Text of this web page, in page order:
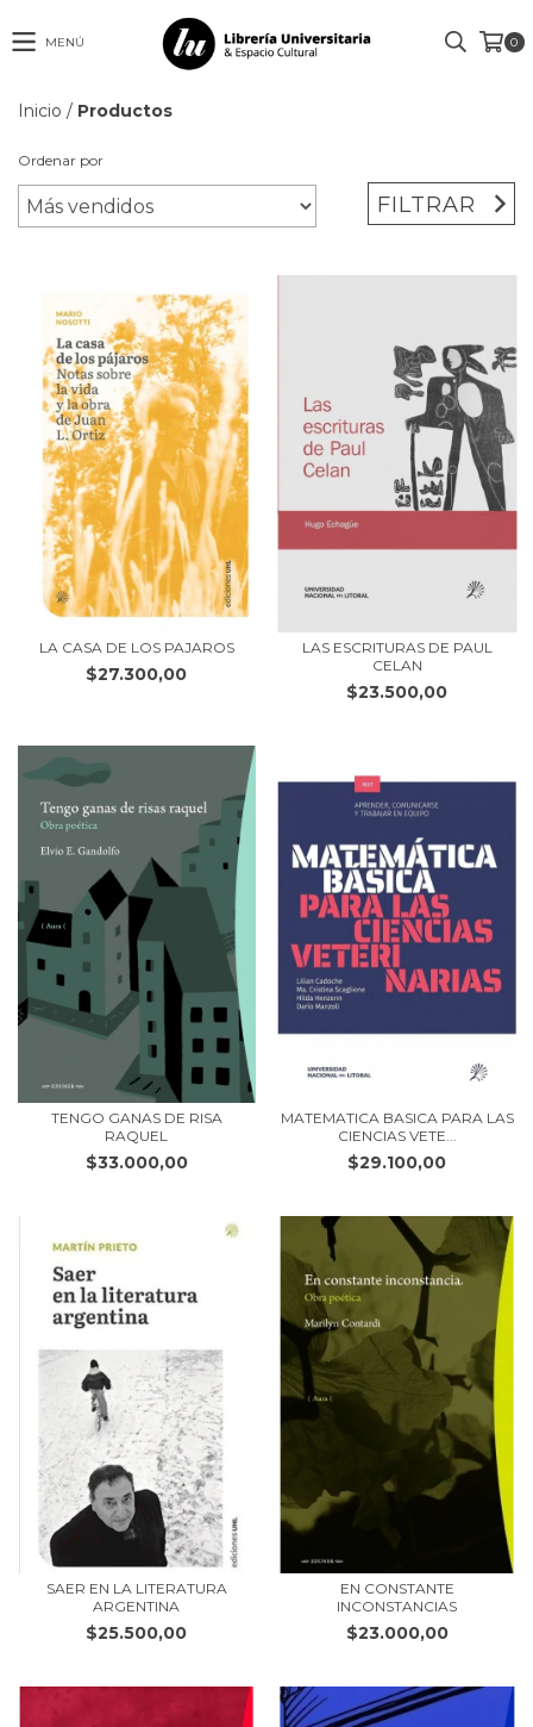
MENÚ 0
Inicio / Productos
Ordenar por
FILTRAR
LA CASA DE LOS PAJAROS
$27.300,00
LAS ESCRITURAS DE PAUL
CELAN
$23.500,00
TENGO GANAS DE RISA
RAQUEL
$33.000,00
MATEMATICA BASICA PARA LAS
CIENCIAS VETE...
$29.100,00
SAER EN LA LITERATURA
ARGENTINA
$25.500,00
EN CONSTANTE
INCONSTANCIAS
$23.000,00